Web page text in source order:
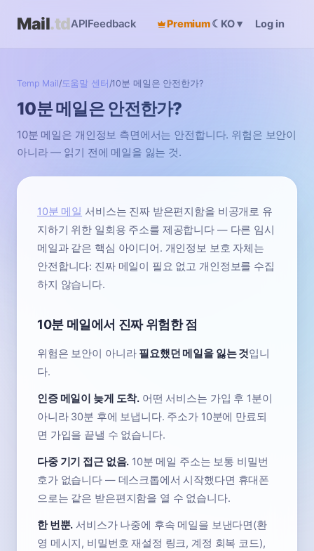
Mail.tdAPIFeedback Premium☾ KO▾ Log in
Temp Mail/도움말 센터 /10분 메일은 안전한가?
10분 메일은 안전한가?
10분 메일은 개인정보 측면에서는 안전합니다. 위험은 보안이
아니라 — 읽기 전에 메일을 잃는 것.
10분 메일 서비스는 진짜 받은편지함을 비공개로 유
지하기 위한 일회용 주소를 제공합니다 — 다른 임시
메일과 같은 핵심 아이디어. 개인정보 보호 자체는
안전합니다: 진짜 메일이 필요 없고 개인정보를 수집
하지 않습니다.
10분 메일에서 진짜 위험한 점
위험은 보안이 아니라 필요했던 메일을 잃는 것입니
다.
인증 메일이 늦게 도착. 어떤 서비스는 가입 후 1분이
아니라 30분 후에 보냅니다. 주소가 10분에 만료되
면 가입을 끝낼 수 없습니다.
다중 기기 접근 없음. 10분 메일 주소는 보통 비밀번
호가 없습니다 — 데스크톱에서 시작했다면 휴대폰
으로는 같은 받은편지함을 열 수 없습니다.
한 번뿐. 서비스가 나중에 후속 메일을 보낸다면(환
영 메시지, 비밀번호 재설정 링크, 계정 회복 코드),